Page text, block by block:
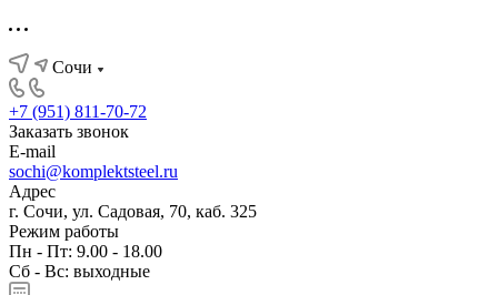
Сочи
+7 (951) 811-70-72
Заказать звонок
E-mail
sochi@komplektsteel.ru
Адрес
г. Сочи, ул. Садовая, 70, каб. 325
Режим работы
Пн - Пт: 9.00 - 18.00
Сб - Вс: выходные